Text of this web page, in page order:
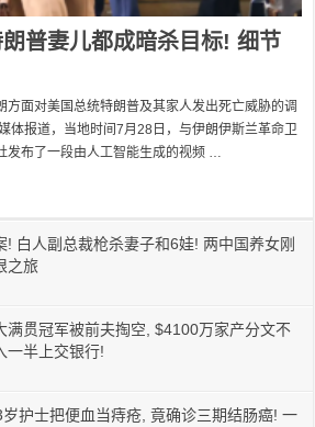
普妻儿都成暗杀目标! 细节
方面对美国总统特朗普及其家人发出死亡威胁的调
体报道，当地时间7月28日，与伊朗伊斯兰革命卫
发布了一段由人工智能生成的视频 …
! 白人副总裁枪杀妻子和6娃! 两中国养女刚
之旅
满贯冠军被前夫掏空, $4100万家产分文不
一半上交银行!
护士把便血当痔疮, 竟确诊三期结肠癌! 一